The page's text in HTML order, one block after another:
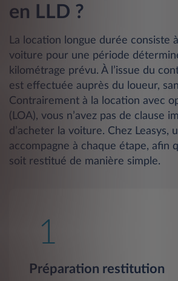
en LLD ?
La location longue durée consiste
voiture pour une période
kilométrage prévu. À l’issue du
est effectuée auprès du loueur,
Contrairement à la location avec
(LOA), vous n’avez pas de clause
d’acheter la voiture. Chez Leasys,
accompagne à chaque étape, afin
soit restitué de manière simple.
Préparation restitution